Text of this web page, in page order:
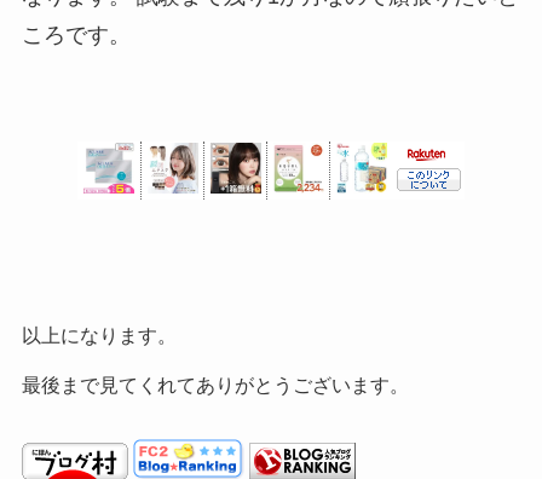
ころです。
以上になります。
最後まで見てくれてありがとうございます。